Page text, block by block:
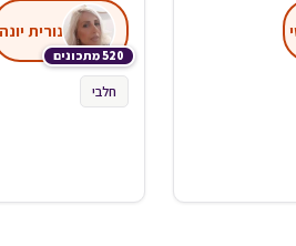
520 מתכונים
נורית יונה
חלבי